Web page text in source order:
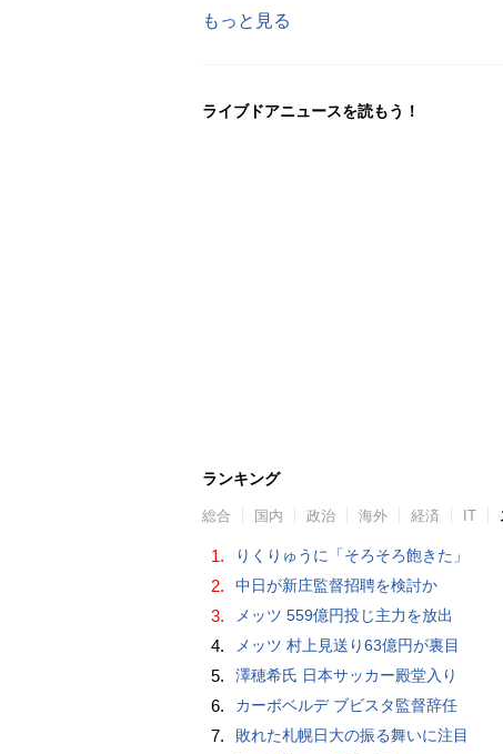
もっと見る
ライブドアニュースを読もう！
ランキング
総合 国内 政治 海外 経済 IT
1. りくりゅうに「そろそろ飽きた」
2. 中日が新庄監督招聘を検討か
3. メッツ 559億円投じ主力を放出
4. メッツ 村上見送り63億円が裏目
5. 澤穂希氏 日本サッカー殿堂入り
6. カーボベルデ ブビスタ監督辞任
7. 敗れた札幌日大の振る舞いに注目